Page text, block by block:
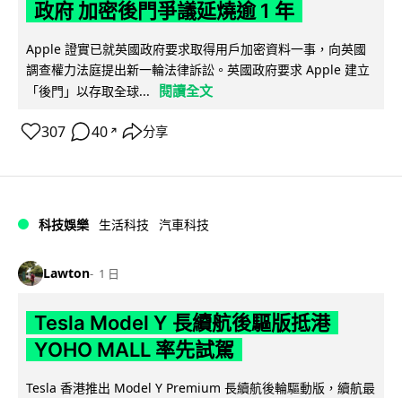
政府 加密後門爭議延燒逾 1 年
Apple 證實已就英國政府要求取得用戶加密資料一事，向英國
調查權力法庭提出新一輪法律訴訟。英國政府要求 Apple 建立
「後門」以存取全球...
閱讀全文
307 40 ↗ 分享
科技娛樂 生活科技 汽車科技
Lawton 1 日
Tesla Model Y 長續航後驅版抵港
YOHO MALL 率先試駕
Tesla 香港推出 Model Y Premium 長續航後輪驅動版，續航最